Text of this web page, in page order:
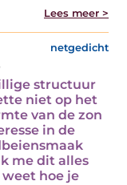
Lees meer >
netgedicht
structuur
niet op het
van de zon
in de
me dit alles
hoe je